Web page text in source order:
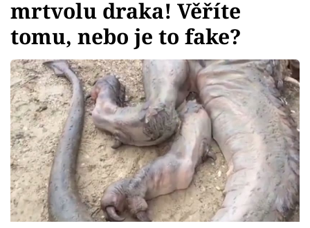
Témata
Showbyznys
Youtubeři
Virály
Sex a vztahy
Videa
Sledujte prima+
mrtvolu draka! Věříte
tomu, nebo je to fake?